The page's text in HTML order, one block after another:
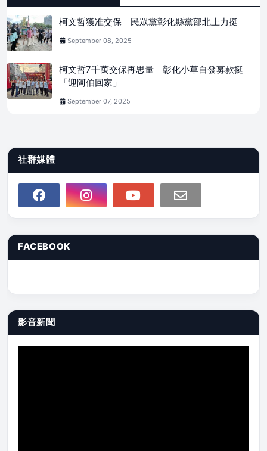
柯文哲獲准交保 民眾黨彰化縣黨部北上力挺
September 08, 2025
柯文哲7千萬交保再思量 彰化小草自發募款挺
「迎阿伯回家」
September 07, 2025
社群媒體
FACEBOOK
影音新聞